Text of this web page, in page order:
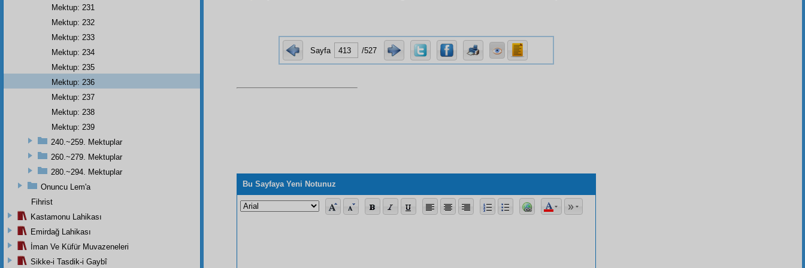
Sayfa /527
Bu Sayfaya Yeni Notunuz
Mektup: 231
Mektup: 232
Mektup: 233
Mektup: 234
Mektup: 235
Mektup: 236
Mektup: 237
Mektup: 238
Mektup: 239
240.~259. Mektuplar
260.~279. Mektuplar
280.~294. Mektuplar
Onuncu Lem'a
Fihrist
Kastamonu Lahikası
Emirdağ Lahikası
İman Ve Küfür Muvazeneleri
Sikke-i Tasdik-i Gaybî